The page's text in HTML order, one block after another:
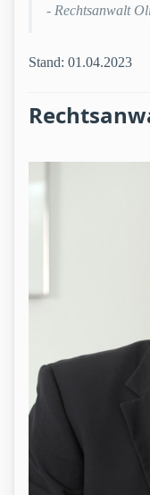
- Rechtsanwalt
Stand: 01.04.2023